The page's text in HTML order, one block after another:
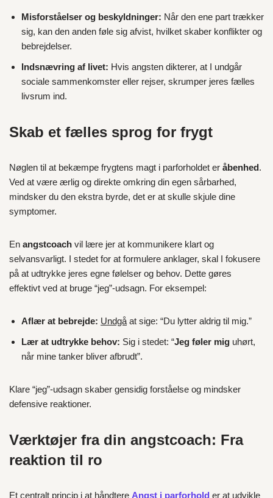
Misforståelser og beskyldninger: Når den ene part trækker
sig, kan den anden føle sig afvist, hvilket skaber konflikter og
bebrejdelser.
Indsnævring af livet: Hvis angsten dikterer, at I undgår
sociale sammenkomster eller rejser, skrumper jeres fælles
livsrum ind.
Skab et fælles sprog for frygt
Nøglen til at bekæmpe frygtens magt i parforholdet er åbenhed.
Ved at være ærlig og direkte omkring din egen sårbarhed,
mindsker du den ekstra byrde, det er at skulle skjule dine
symptomer.
En angstcoach vil lære jer at kommunikere klart og
selvansvarligt. I stedet for at formulere anklager, skal I fokusere
på at udtrykke jeres egne følelser og behov. Dette gøres
effektivt ved at bruge “jeg”-udsagn. For eksempel:
Aflær at bebrejde: Undgå at sige: “Du lytter aldrig til mig.”
Lær at udtrykke behov: Sig i stedet: “Jeg føler mig uhørt,
når mine tanker bliver afbrudt”.
Klare “jeg”-udsagn skaber gensidig forståelse og mindsker
defensive reaktioner.
Værktøjer fra din angstcoach: Fra
reaktion til ro
Et centralt princip i at håndtere Angst i parforhold er at udvikle